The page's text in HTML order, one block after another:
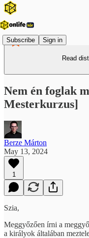
Subscribe Sign in
Read
Nem én foglak
Mesterkurzus]
Berze Márton
May 13, 2024
1
Szia,
Meggyőzően írni a
a királyok általában